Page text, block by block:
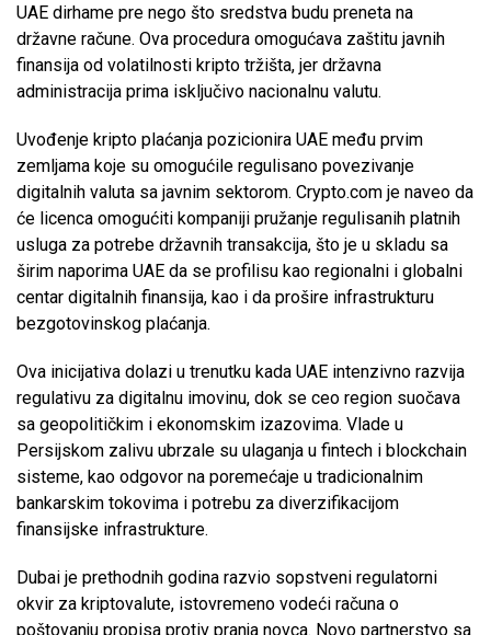
UAE dirhame pre nego što sredstva budu preneta na
državne račune. Ova procedura omogućava zaštitu javnih
finansija od volatilnosti kripto tržišta, jer državna
administracija prima isključivo nacionalnu valutu.
Uvođenje kripto plaćanja pozicionira UAE među prvim
zemljama koje su omogućile regulisano povezivanje
digitalnih valuta sa javnim sektorom. Crypto.com je naveo da
će licenca omogućiti kompaniji pružanje regulisanih platnih
usluga za potrebe državnih transakcija, što je u skladu sa
širim naporima UAE da se profilisu kao regionalni i globalni
centar digitalnih finansija, kao i da prošire infrastrukturu
bezgotovinskog plaćanja.
Ova inicijativa dolazi u trenutku kada UAE intenzivno razvija
regulativu za digitalnu imovinu, dok se ceo region suočava
sa geopolitičkim i ekonomskim izazovima. Vlade u
Persijskom zalivu ubrzale su ulaganja u fintech i blockchain
sisteme, kao odgovor na poremećaje u tradicionalnim
bankarskim tokovima i potrebu za diverzifikacijom
finansijske infrastrukture.
Dubai je prethodnih godina razvio sopstveni regulatorni
okvir za kriptovalute, istovremeno vodeći računa o
poštovanju propisa protiv pranja novca. Novo partnerstvo sa